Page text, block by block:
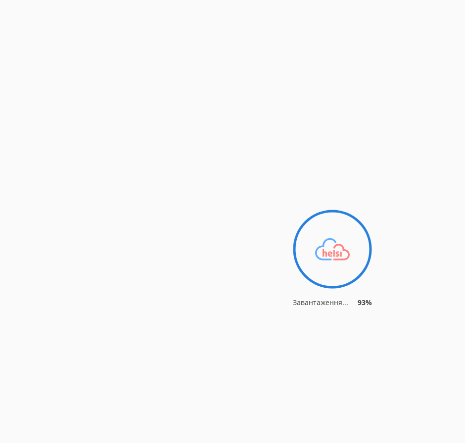
Завантаження... 93%